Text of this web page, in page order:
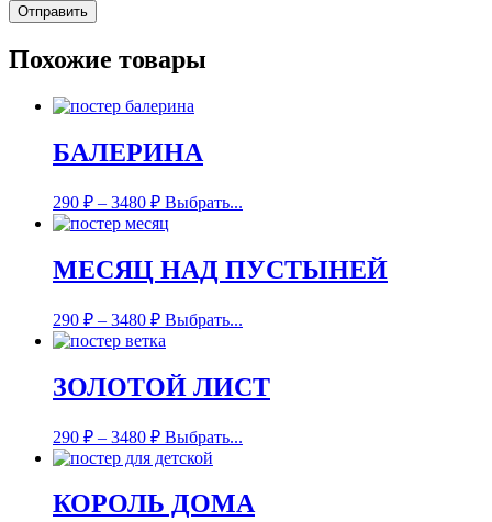
Похожие товары
БАЛЕРИНА
290 ₽ – 3480 ₽ Выбрать...
МЕСЯЦ НАД ПУСТЫНЕЙ
290 ₽ – 3480 ₽ Выбрать...
ЗОЛОТОЙ ЛИСТ
290 ₽ – 3480 ₽ Выбрать...
КОРОЛЬ ДОМА